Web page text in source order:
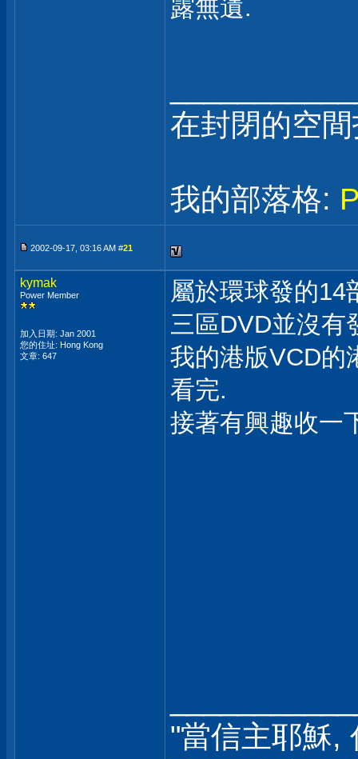
露無遺.
在封閉的空
我的部落格:
2002-09-17, 03:16 AM #21
kymak
Power Member
加入日期: Jan 2001
您的住址: Hong Kong
文章: 647
屬於環球發的14
三區DVD並沒有
我的港版VCD的
看完.
接著有興趣收一
"當信主耶穌,